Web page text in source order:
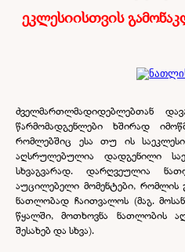
ეკლესიისთვის
ძველმართლმადიდებლებთან
წარმომადგენლები ხშირად
რომლებშიც ესა თუ ის
აღსრულებულია დადგენილი
სხვაგვარად. დარღვეულია
აუცილებელი მომენტები, რომლის
ნათლობად ჩაითვალოს (მაგ.
წყალში, მოთხოვნა ნათლობის
შესახებ და სხვა).